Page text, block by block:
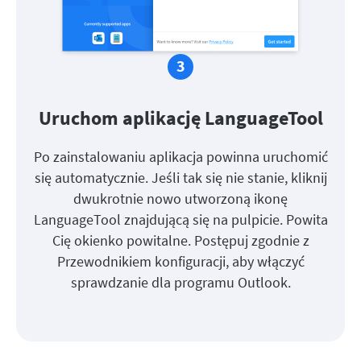
Uruchom aplikację LanguageTool
Po zainstalowaniu aplikacja powinna uruchomić
się automatycznie. Jeśli tak się nie stanie, kliknij
dwukrotnie nowo utworzoną ikonę
LanguageTool znajdującą się na pulpicie. Powita
Cię okienko powitalne. Postępuj zgodnie z
Przewodnikiem konfiguracji, aby włączyć
sprawdzanie dla programu Outlook.